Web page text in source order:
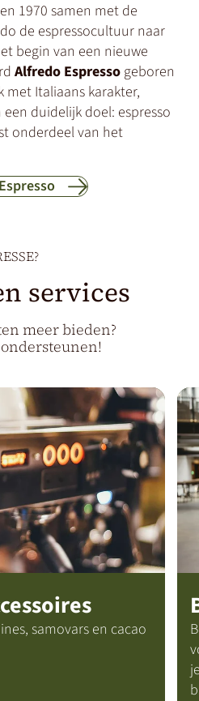
1970 samen met de
de espressocultuur naar
begin van een nieuwe
Alfredo Espresso geboren
met Italiaans karakter,
duidelijk doel: espresso
onderdeel van het
services
meer bieden?
samovars en cacao